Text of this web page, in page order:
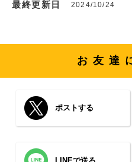
最終更新日 2024/10/24
お友達
ポストする